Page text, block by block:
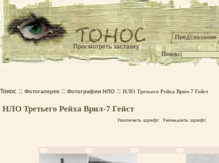
Предсказания
Поиск:
Тонос :: Фотогалерея :: Фотографии НЛО :: НЛО Третьего Рейха Врил-7 Гейст
НЛО Третьего Рейха Врил-7 Гейст
Увеличить шрифт Уменьшить шрифт
Просмотреть заставку